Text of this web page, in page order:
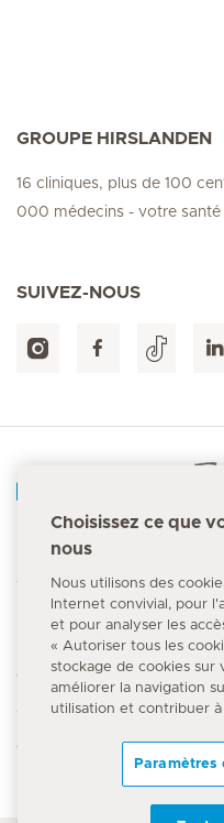
GROUPE HIRSLANDEN
16 cliniques, plus de 100
000 médecins - votre
SUIVEZ-NOUS
Numéro d'urgence
144
Quick Links
Offre médicale
Choisissez ce que
nous
Nous utilisons des
Internet convivial, pour
et pour analyser les
« Autoriser tous les
stockage de cookies sur
améliorer la navigation
utilisation et contribuer
Paramètres